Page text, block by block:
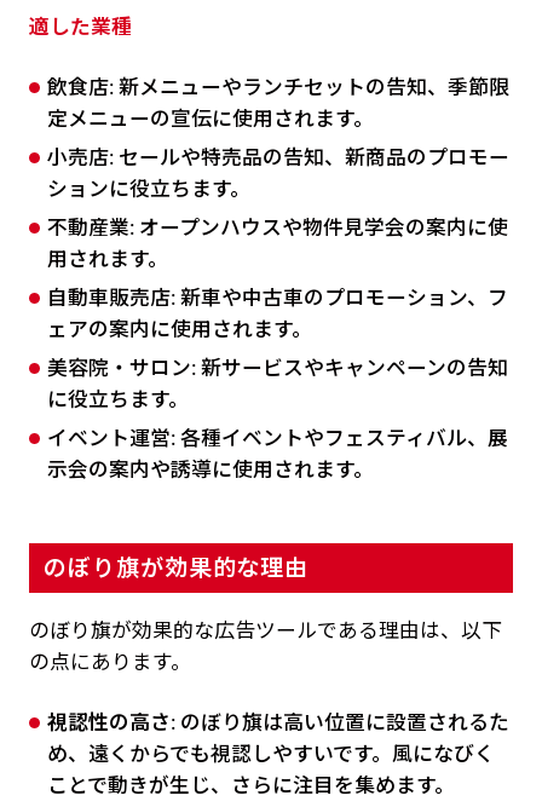
適した業種
飲食店: 新メニューやランチセットの告知、季節限
定メニューの宣伝に使用されます。
小売店: セールや特売品の告知、新商品のプロモー
ションに役立ちます。
不動産業: オープンハウスや物件見学会の案内に使
用されます。
自動車販売店: 新車や中古車のプロモーション、フ
ェアの案内に使用されます。
美容院・サロン: 新サービスやキャンペーンの告知
に役立ちます。
イベント運営: 各種イベントやフェスティバル、展
示会の案内や誘導に使用されます。
のぼり旗が効果的な理由
のぼり旗が効果的な広告ツールである理由は、以下
の点にあります。
視認性の高さ: のぼり旗は高い位置に設置されるた
め、遠くからでも視認しやすいです。風になびく
ことで動きが生じ、さらに注目を集めます。